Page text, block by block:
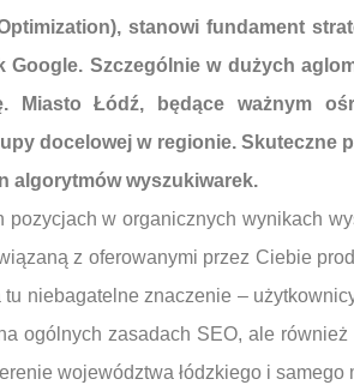
stanowi fundament
Szczególnie w dużych
Miasto Łódź, będące ważnym
docelowej w regionie. Skuteczne
algorytmów wyszukiwarek.
w organicznych wynikach
z oferowanymi przez Ciebie
niebagatelne znaczenie –
ogólnych zasadach SEO, ale
województwa łódzkiego i samego